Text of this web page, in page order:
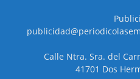
Calle Ntra. Sra. del
41701 Dos